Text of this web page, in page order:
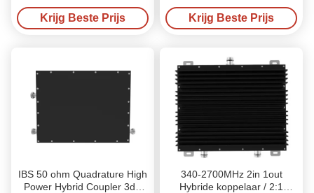
antennecombinatorcoupler
4.3-10
Krijg Beste Prijs Krijg Beste Prijs
IBS 50 ohm Quadrature High
Power Hybrid Coupler 3db
340-2700MHz 2in 1out
Hybride koppelaar / 2:1